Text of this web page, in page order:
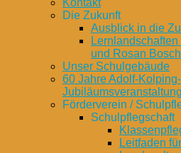
Kontakt
Die Zukunft
Ausblick in die
Lernlandschaften
und Rosan Bosch
Unser Schulgebäude
60 Jahre Adolf-
Jubiläumsveranstaltung
Förderverein /
Schulpflegschaft
Leitfaden